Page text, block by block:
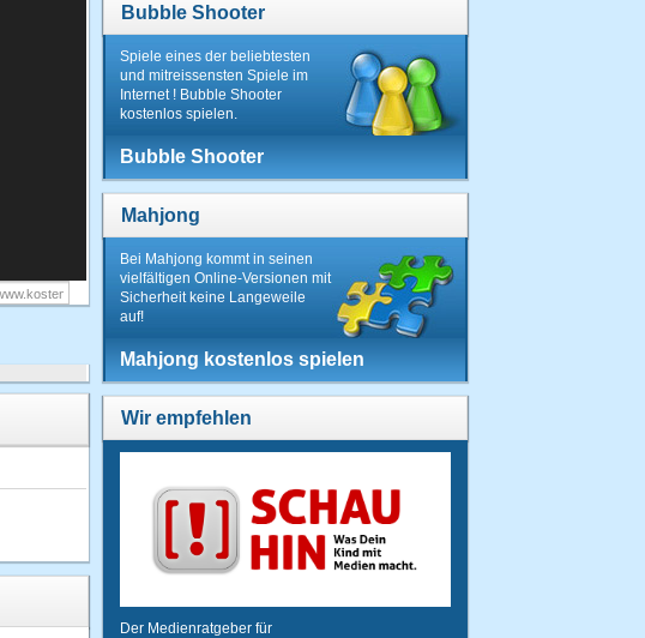
Bubble Shooter
Spiele eines der beliebtesten
und mitreissensten Spiele im
Internet ! Bubble Shooter
kostenlos spielen.
Bubble Shooter
Mahjong
Bei Mahjong kommt in seinen
vielfältigen Online-Versionen mit
Sicherheit keine Langeweile
auf!
Mahjong kostenlos spielen
Wir empfehlen
Der Medienratgeber für